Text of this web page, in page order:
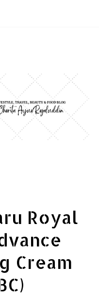
Royal
Cream